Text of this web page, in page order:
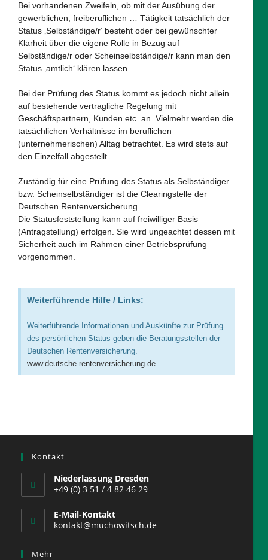
Bei vorhandenen Zweifeln, ob mit der Ausübung der
gewerblichen, freiberuflichen … Tätigkeit tatsächlich der
Status ‚Selbständige/r‘ besteht oder bei gewünschter
Klarheit über die eigene Rolle in Bezug auf
Selbständige/r oder Scheinselbständige/r kann man den
Status ‚amtlich‘ klären lassen.
Bei der Prüfung des Status kommt es jedoch nicht allein
auf bestehende vertragliche Regelung mit
Geschäftspartnern, Kunden etc. an. Vielmehr werden die
tatsächlichen Verhältnisse im beruflichen
(unternehmerischen) Alltag betrachtet. Es wird stets auf
den Einzelfall abgestellt.
Zuständig für eine Prüfung des Status als Selbständiger
bzw. Scheinselbständiger ist die Clearingstelle der
Deutschen Rentenversicherung.
Die Statusfeststellung kann auf freiwilliger Basis
(Antragstellung) erfolgen. Sie wird ungeachtet dessen mit
Sicherheit auch im Rahmen einer Betriebsprüfung
vorgenommen.
Weiterführende Hilfe / Links:
Weiterführende Informationen und Auskünfte zur Prüfung
des persönlichen Status geben die Beratungsstellen der
Deutschen Rentenversicherung.
www.deutsche-rentenversicherung.de
Kontakt
Niederlassung Dresden
+49 (0) 3 51 / 4 82 46 29
E-Mail-Kontakt
kontakt@muchowitsch.de
Mehr